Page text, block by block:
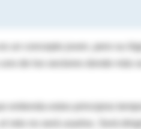
un concepto joven, pero su
de los sectores donde
entienda estos principios
reto no será usarlos. Será